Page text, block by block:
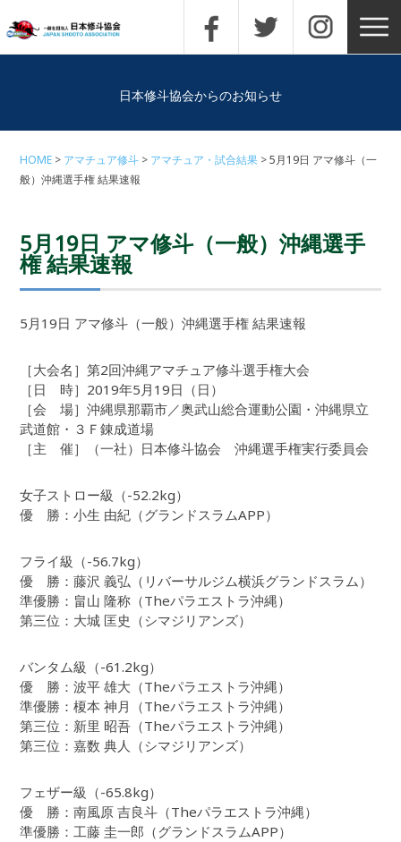
日本修斗協会からのお知らせ
HOME アマチュア修斗 アマチュア・試合結果
5月19日 アマ修斗（一
般）沖縄選手権 結果速報
5月19日 アマ修斗（一般）沖縄選手
権 結果速報
5月19日 アマ修斗（一般）沖縄選手権 結果速報
［大会名］第2回沖縄アマチュア修斗選手権大会
［日 時］2019年5月19日（日）
［会 場］沖縄県那覇市／奥武山総合運動公園・沖縄県立
武道館・３Ｆ錬成道場
［主 催］（一社）日本修斗協会 沖縄選手権実行委員会
女子ストロー級（-52.2kg）
優 勝：小生 由紀（グランドスラムAPP）
フライ級（-56.7kg）
優 勝：藤沢 義弘（リバーサルジム横浜グランドスラム）
準優勝：畠山 隆称（Theパラエストラ沖縄）
第三位：大城 匡史（シマジリアンズ）
バンタム級（-61.2kg）
優 勝：波平 雄大（Theパラエストラ沖縄）
準優勝：榎本 神月（Theパラエストラ沖縄）
第三位：新里 昭吾（Theパラエストラ沖縄）
第三位：嘉数 典人（シマジリアンズ）
フェザー級（-65.8kg）
優 勝：南風原 吉良斗（Theパラエストラ沖縄）
準優勝：工藤 圭一郎（グランドスラムAPP）